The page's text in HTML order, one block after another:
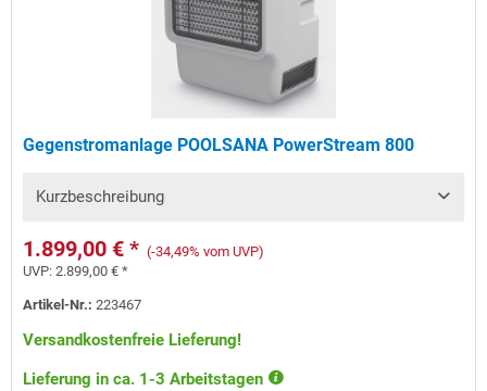
Gegenstromanlage POOLSANA PowerStream 800
Kurzbeschreibung
1.899,00 € * (-34,49% vom UVP)
UVP:2.899,00 € *
Artikel-Nr.:223467
Versandkostenfreie Lieferung!
Lieferung in ca. 1-3 Arbeitstagen